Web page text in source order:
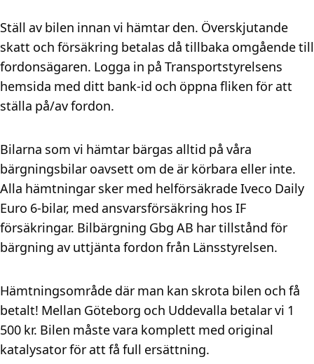
Ställ av bilen innan vi hämtar den. Överskjutande
skatt och försäkring betalas då tillbaka omgående till
fordonsägaren. Logga in på Transportstyrelsens
hemsida med ditt bank-id och öppna fliken för att
ställa på/av fordon.
Bilarna som vi hämtar bärgas alltid på våra
bärgningsbilar oavsett om de är körbara eller inte.
Alla hämtningar sker med helförsäkrade Iveco Daily
Euro 6-bilar, med ansvarsförsäkring hos IF
försäkringar. Bilbärgning Gbg AB har tillstånd för
bärgning av uttjänta fordon från Länsstyrelsen.
Hämtningsområde där man kan skrota bilen och få
betalt! Mellan Göteborg och Uddevalla betalar vi 1
500 kr. Bilen måste vara komplett med original
katalysator för att få full ersättning.